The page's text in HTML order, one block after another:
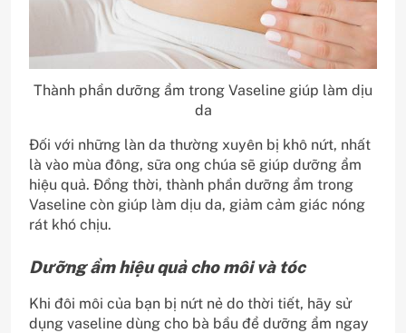
Thành phần dưỡng ẩm trong Vaseline giúp làm dịu
da
Đối với những làn da thường xuyên bị khô nứt, nhất
là vào mùa đông, sữa ong chúa sẽ giúp dưỡng ẩm
hiệu quả. Đồng thời, thành phần dưỡng ẩm trong
Vaseline còn giúp làm dịu da, giảm cảm giác nóng
rát khó chịu.
Dưỡng ẩm hiệu quả cho môi và tóc
Khi đôi môi của bạn bị nứt nẻ do thời tiết, hãy sử
dụng vaseline dùng cho bà bầu để dưỡng ẩm ngay